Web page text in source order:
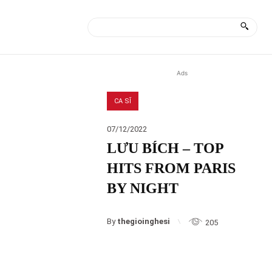
Ads
CA SĨ
07/12/2022
LƯU BÍCH – TOP
HITS FROM PARIS
BY NIGHT
By thegioinghesi 205